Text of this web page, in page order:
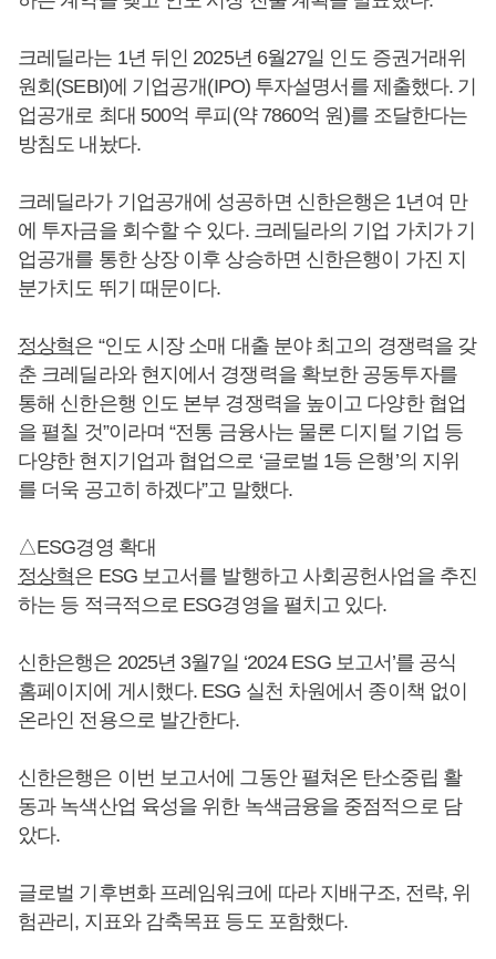
크레딜라는 1년 뒤인 2025년 6월27일 인도 증권거래위
원회(SEBI)에 기업공개(IPO) 투자설명서를 제출했다. 기
업공개로 최대 500억 루피(약 7860억 원)를 조달한다는
방침도 내놨다.
크레딜라가 기업공개에 성공하면 신한은행은 1년여 만
에 투자금을 회수할 수 있다. 크레딜라의 기업 가치가 기
업공개를 통한 상장 이후 상승하면 신한은행이 가진 지
분가치도 뛰기 때문이다.
정상혁은 “인도 시장 소매 대출 분야 최고의 경쟁력을 갖
춘 크레딜라와 현지에서 경쟁력을 확보한 공동투자를
통해 신한은행 인도 본부 경쟁력을 높이고 다양한 협업
을 펼칠 것”이라며 “전통 금융사는 물론 디지털 기업 등
다양한 현지기업과 협업으로 ‘글로벌 1등 은행’의 지위
를 더욱 공고히 하겠다”고 말했다.
△ESG경영 확대
정상혁은 ESG 보고서를 발행하고 사회공헌사업을 추진
하는 등 적극적으로 ESG경영을 펼치고 있다.
신한은행은 2025년 3월7일 ‘2024 ESG 보고서’를 공식
홈페이지에 게시했다. ESG 실천 차원에서 종이책 없이
온라인 전용으로 발간한다.
신한은행은 이번 보고서에 그동안 펼쳐온 탄소중립 활
동과 녹색산업 육성을 위한 녹색금융을 중점적으로 담
았다.
글로벌 기후변화 프레임워크에 따라 지배구조, 전략, 위
험관리, 지표와 감축목표 등도 포함했다.